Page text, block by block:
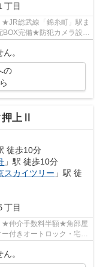
丁目
総武線「錦糸町」駅ま
BOX完備★防犯カメラ設置
。
の
押上Ⅱ
徒歩10分
」駅 徒歩10分
スカイツリー 」駅 徒
丁目
★仲介手数料半額★角部屋
付きオートロック・宅配
。